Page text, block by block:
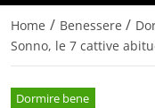
Home / Benessere /
Sonno, le 7 cattive
Dormire bene